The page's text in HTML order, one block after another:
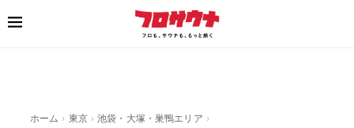
ホーム › 東京 › 池袋・大塚・巣鴨エリア ›